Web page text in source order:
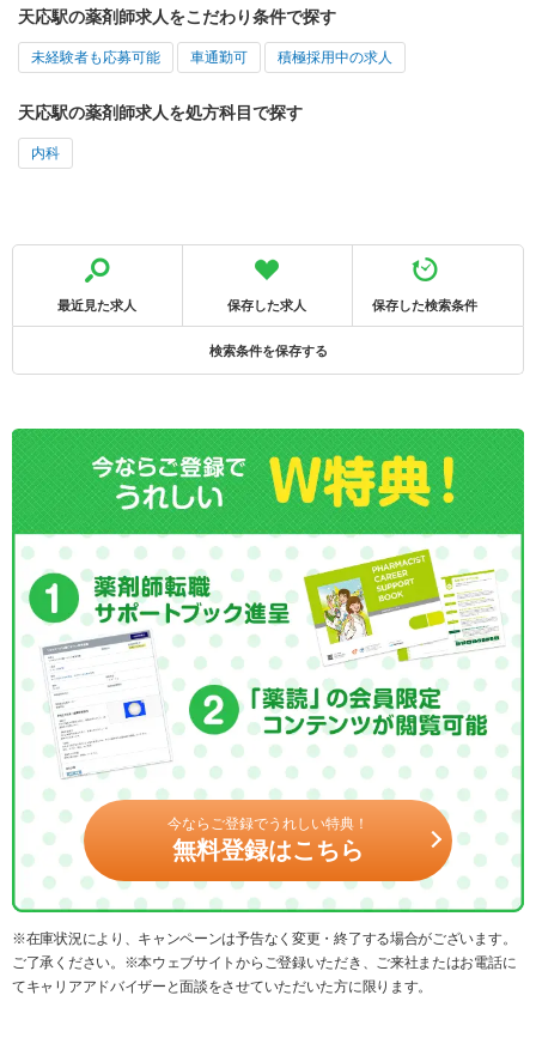
天応駅の薬剤師求人をこだわり条件で探す
未経験者も応募可能 車通勤可 積極採用中の求人
天応駅の薬剤師求人を処方科目で探す
内科
最近見た求人 保存した求人 保存した検索条件
検索条件を保存する
今ならご登録でうれしい特典！
無料登録はこちら
※在庫状況により、キャンペーンは予告なく変更・終了する場合がございます。
ご了承ください。※本ウェブサイトからご登録いただき、ご来社またはお電話に
てキャリアアドバイザーと面談をさせていただいた方に限ります。